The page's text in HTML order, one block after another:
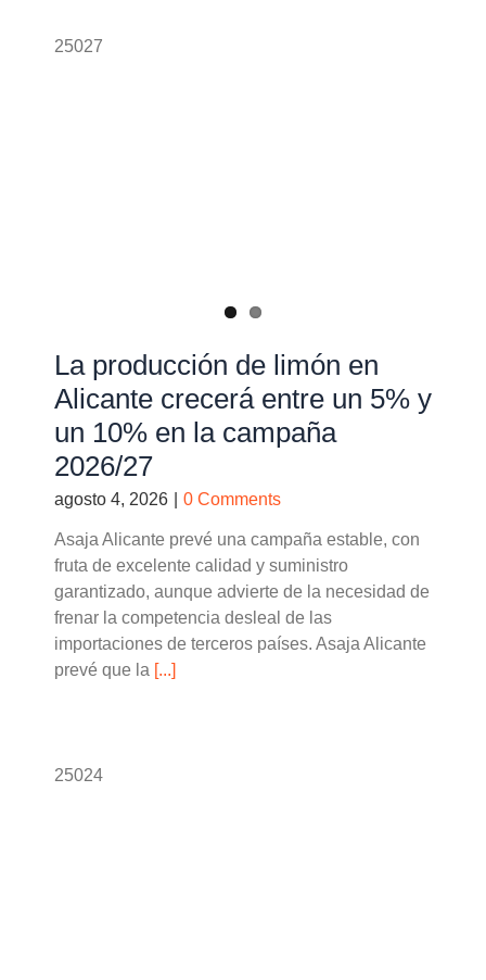
25027
La producción de limón en
Alicante crecerá entre un 5% y
un 10% en la campaña
2026/27
agosto 4, 2026 0 Comments
Asaja Alicante prevé una campaña estable, con
fruta de excelente calidad y suministro
garantizado, aunque advierte de la necesidad de
frenar la competencia desleal de las
importaciones de terceros países. Asaja Alicante
prevé que la [...]
25024